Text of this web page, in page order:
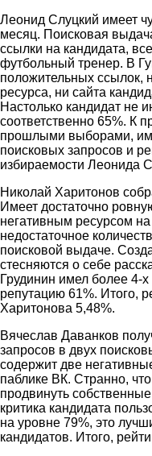
Леонид Слуцкий имеет
месяц. Поисковая
ссылки на кандидата,
футбольный тренер. В
положительных ссылок,
ресурса, ни сайта
Настолько кандидат не
соответственно 65%. К
прошлыми выборами,
поисковых запросов и
избираемости Леонида
Николай Харитонов
Имеет достаточно
негативным ресурсом на
недостаточное
поисковой выдаче.
стесняются о себе
Грудинин имел более 4-
репутацию 61%. Итого,
Харитонова 5,48%.
Вячеслав Даванков
запросов в двух
содержит две
паблике ВК. Странно,
продвинуть
критика кандидата
на уровне 79%, это
кандидатов. Итого,